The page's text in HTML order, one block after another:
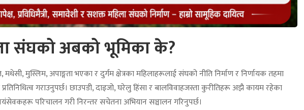
संघको अबको भूमिका के?
मुस्लिम, अपाङ्गता भएका र दुर्गम क्षेत्रका महिलाहरूलाई संघको नीति निर्माण र निर्णायक तहमा
गराउनुपर्छ। छाउपडी, दाइजो, घरेलु हिंसा र बालविवाहजस्ता कुरीतिहरू अझै कायम रहेका
परिचालन गरी निरन्तर सचेतना अभियान सञ्चालन गरिनुपर्छ।